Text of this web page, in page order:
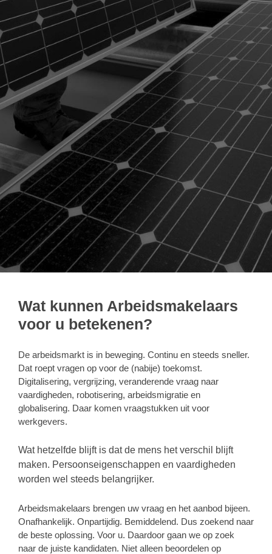
Wat kunnen Arbeidsmakelaars
voor u betekenen?
De arbeidsmarkt is in beweging. Continu en steeds sneller.
Dat roept vragen op voor de (nabije) toekomst.
Digitalisering, vergrijzing, veranderende vraag naar
vaardigheden, robotisering, arbeidsmigratie en
globalisering. Daar komen vraagstukken uit voor
werkgevers.
Wat hetzelfde blijft is dat de mens het verschil blijft
maken. Persoonseigenschappen en vaardigheden
worden wel steeds belangrijker.
Arbeidsmakelaars brengen uw vraag en het aanbod bijeen.
Onafhankelijk. Onpartijdig. Bemiddelend. Dus zoekend naar
de beste oplossing. Voor u. Daardoor gaan we op zoek
naar de juiste kandidaten. Niet alleen beoordelen op